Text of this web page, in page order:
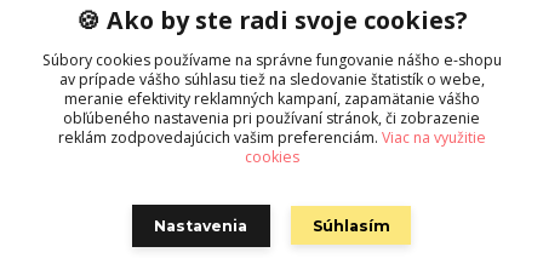
Peknekabelky.sk
+421 949747302
Po-Pia 10-16
info@peknekabelky.sk
🍪 Ako by ste radi svoje cookies?
Súbory cookies používame na správne fungovanie nášho e-shopu
av prípade vášho súhlasu tiež na sledovanie štatistík o webe,
meranie efektivity reklamných kampaní, zapamätanie vášho
obľúbeného nastavenia pri používaní stránok, či zobrazenie
reklám zodpovedajúcich vašim preferenciám. Viac na využitie
cookies
Nastavenia Súhlasím